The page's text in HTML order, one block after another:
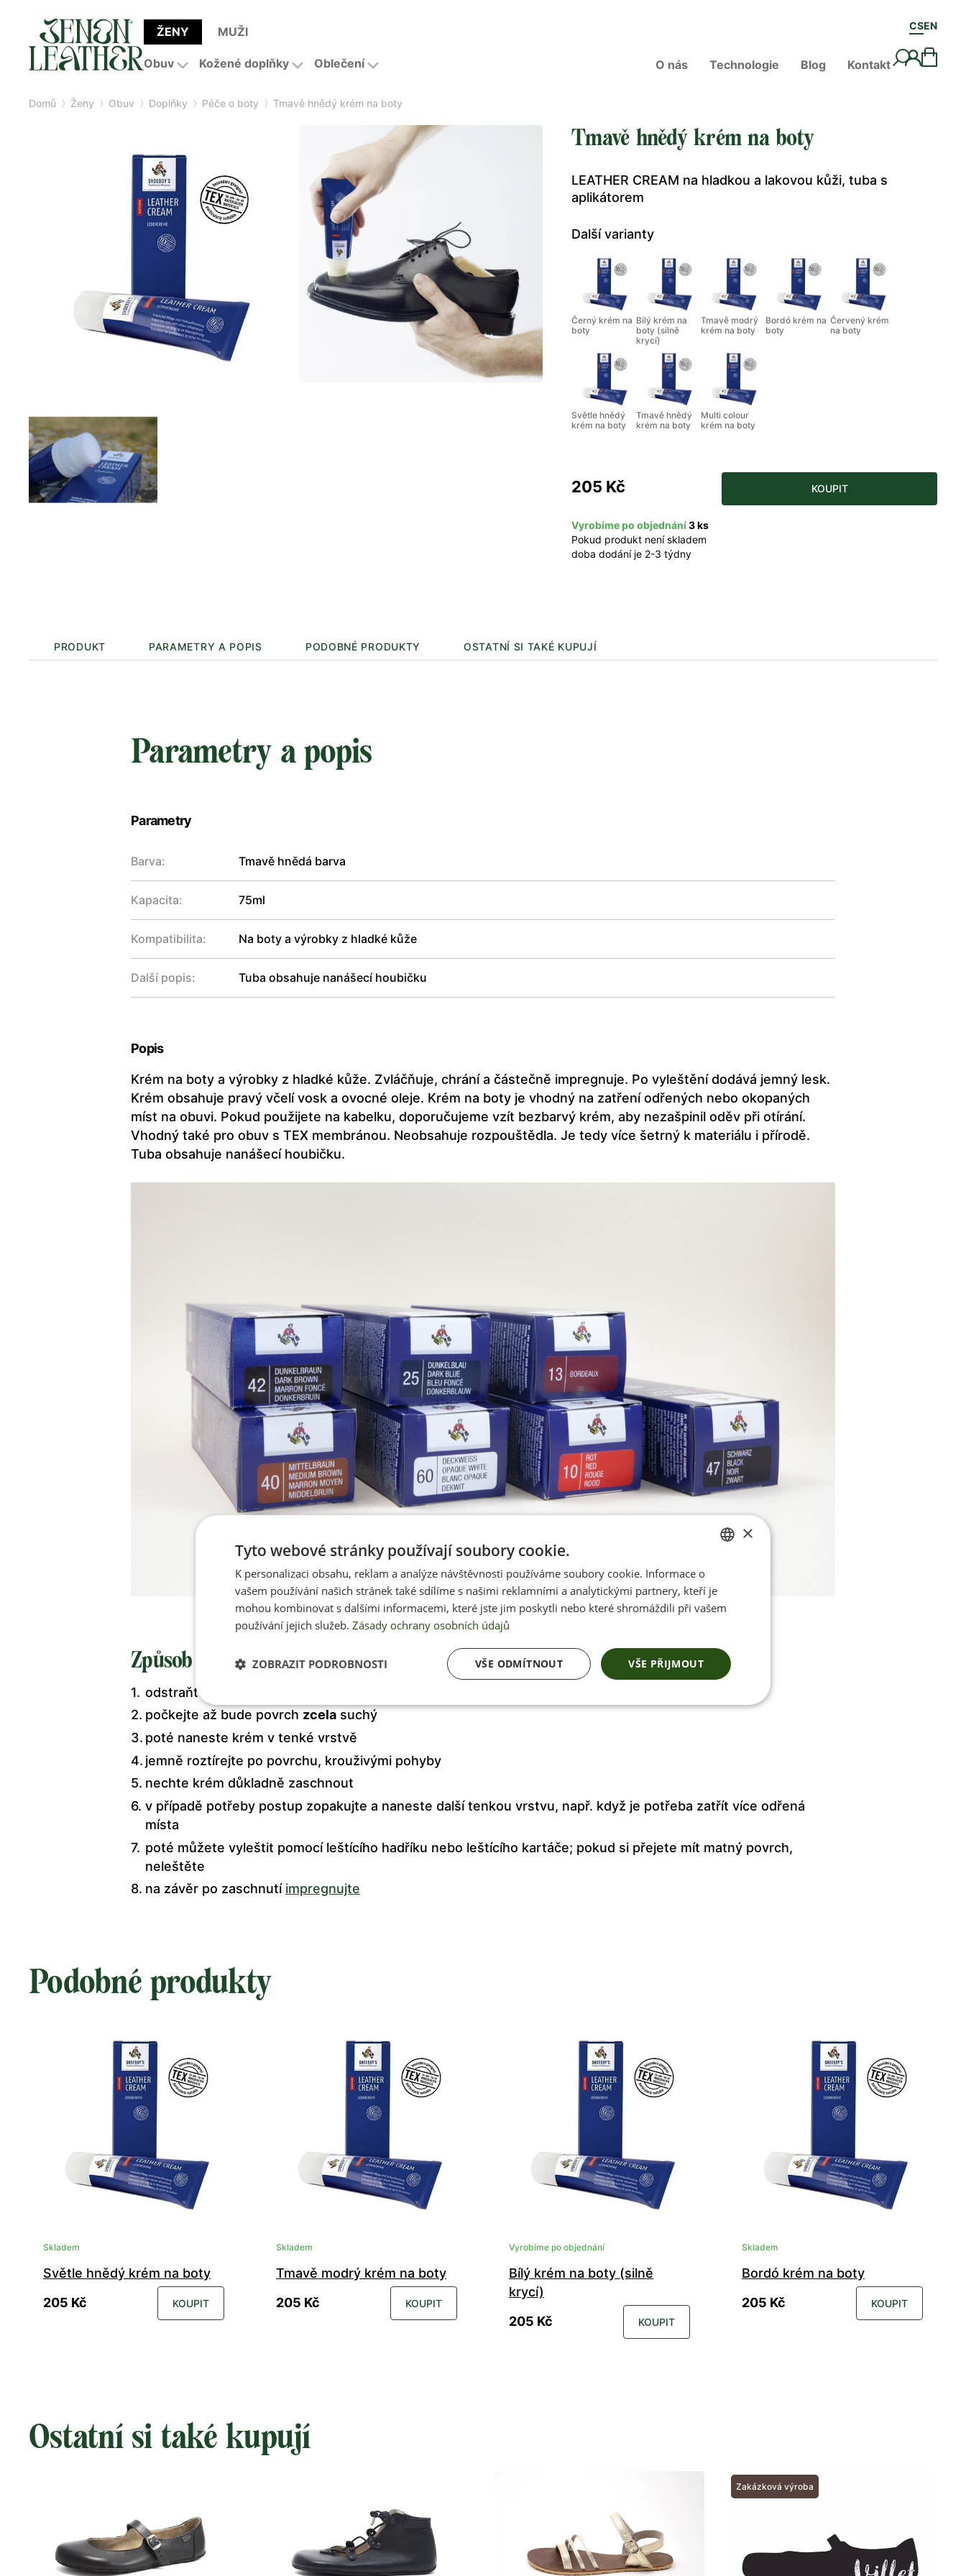
ŽENY
Obuv Kožené doplňky Oblečení
MUŽI
O nás Technologie Blog Kontakt
CSEN
Domů Ženy Obuv Doplňky Péče o boty Tmavě hnědý krém na boty
Tmavě hnědý krém na boty
LEATHER CREAM na hladkou a lakovou kůži, tuba s
aplikátorem
Další varianty
Černý krém na
boty
Bílý krém na
boty (silně
krycí)
Tmavě modrý
krém na boty
Bordó krém na
boty
Červený krém
na boty
Světle hnědý
krém na boty
Tmavě hnědý
krém na boty
Multi colour
krém na boty
205 Kč KOUPIT
Vyrobíme po objednání3 ks
Pokud produkt není skladem
doba dodání je 2-3 týdny
PRODUKT PARAMETRY A POPIS PODOBNÉ PRODUKTY OSTATNÍ SI TAKÉ KUPUJÍ
Parametry a popis
Parametry
Barva: Tmavě hnědá barva
Kapacita: 75ml
Kompatibilita: Na boty a výrobky z hladké kůže
Další popis: Tuba obsahuje nanášecí houbičku
Popis
Krém na boty a výrobky z hladké kůže. Zvláčňuje, chrání a částečně impregnuje. Po vyleštění dodává jemný lesk.
Krém obsahuje pravý včelí vosk a ovocné oleje. Krém na boty je vhodný na zatření odřených nebo okopaných
míst na obuvi. Pokud použijete na kabelku, doporučujeme vzít bezbarvý krém, aby nezašpinil oděv při otírání.
Vhodný také pro obuv s TEX membránou. Neobsahuje rozpouštědla. Je tedy více šetrný k materiálu i přírodě.
Tuba obsahuje nanášecí houbičku.
Způsob použití
odstraňte z obuvi hrubé nečistoty, bláto, písek apod. - doporučujeme využít
počkejte až bude povrch zcela suchý
poté naneste krém v tenké vrstvě
jemně roztírejte po povrchu, krouživými pohyby
nechte krém důkladně zaschnout
v případě potřeby postup zopakujte a naneste další tenkou vrstvu, např. když je potřeba zatřít více odřená
místa
poté můžete vyleštit pomocí leštícího hadříku nebo leštícího kartáče; pokud si přejete mít matný povrch,
neleštěte
na závěr po zaschnutí impregnujte
Podobné produkty
Skladem
Světle hnědý krém na boty
205 Kč
KOUPIT
Skladem
Tmavě modrý krém na boty
205 Kč
KOUPIT
Vyrobíme po objednání
Bílý krém na boty (silně
krycí)
205 Kč
KOUPIT
Skladem
Bordó krém na boty
205 Kč
KOUPIT
Ostatní si také kupují
Zakázková výroba
ENGLISH
×
Tyto webové stránky používají soubory cookie.
K personalizaci obsahu, reklam a analýze návštěvnosti používáme soubory cookie. Informace o
vašem používání našich stránek také sdílíme s našimi reklamními a analytickými partnery, kteří je
mohou kombinovat s dalšími informacemi, které jste jim poskytli nebo které shromáždili při vašem
používání jejich služeb. Zásady ochrany osobních údajů
VŠE PŘIJMOUT
VŠE ODMÍTNOUT
ZOBRAZIT PODROBNOSTI